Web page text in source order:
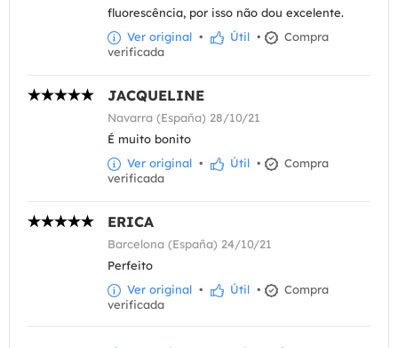
fluorescência, por isso não dou excelente.
Ver original • Útil •
Compra
verificada
JACQUELINE
Navarra (España) 28/10/21
É muito bonito
Ver original • Útil •
Compra
verificada
ERICA
Barcelona (España) 24/10/21
Perfeito
Ver original • Útil •
Compra
verificada